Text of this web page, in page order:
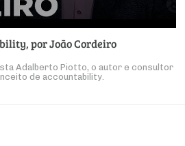
por João Cordeiro
Adalberto Piotto, o autor e consultor
de accountability.